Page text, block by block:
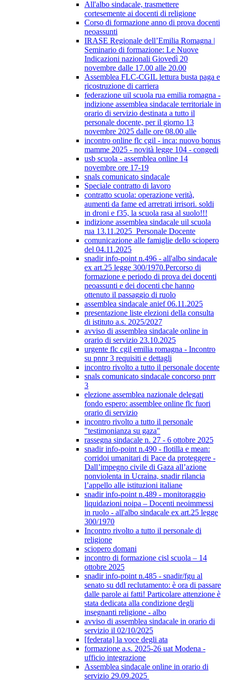
All'albo sindacale, trasmettere
cortesemente ai docenti di religione
Corso di formazione anno di prova docenti
neoassunti
IRASE Regionale dell’Emilia Romagna |
Seminario di formazione: Le Nuove
Indicazioni nazionali Giovedì 20
novembre dalle 17.00 alle 20.00
Assemblea FLC-CGIL lettura busta paga e
ricostruzione di carriera
federazione uil scuola rua emilia romagna -
indizione assemblea sindacale territoriale in
orario di servizio destinata a tutto il
personale docente, per il giorno 13
novembre 2025 dalle ore 08.00 alle
incontro online flc cgil - inca: nuovo bonus
mamme 2025 - novità legge 104 - congedi
usb scuola - assemblea online 14
novembre ore 17-19
snals comunicato sindacale
Speciale contratto di lavoro
contratto scuola: operazione verità,
aumenti da fame ed arretrati irrisori. soldi
in droni e f35, la scuola rasa al suolo!!!
indizione assemblea sindacale uil scuola
rua 13.11.2025_Personale Docente
comunicazione alle famiglie dello sciopero
del 04.11.2025
snadir info-point n.496 - all'albo sindacale
ex art.25 legge 300/1970.Percorso di
formazione e periodo di prova dei docenti
neoassunti e dei docenti che hanno
ottenuto il passaggio di ruolo
assemblea sindacale anief 06.11.2025
presentazione liste elezioni della consulta
di istituto a.s. 2025/2027
avviso di assemblea sindacale online in
orario di servizio 23.10.2025
urgente flc cgil emilia romagna - Incontro
su pnnr 3 requisiti e dettagli
incontro rivolto a tutto il personale docente
snals comunicato sindacale concorso pnrr
3
elezione assemblea nazionale delegati
fondo espero: assemblee online flc fuori
orario di servizio
incontro rivolto a tutto il personale
"testimonianza su gaza"
rassegna sindacale n. 27 - 6 ottobre 2025
snadir info-point n.490 - flotilla e mean:
corridoi umanitari di Pace da proteggere -
Dall’impegno civile di Gaza all’azione
nonviolenta in Ucraina, snadir rilancia
l’appello alle istituzioni italiane
snadir info-point n.489 - monitoraggio
liquidazioni noipa – Docenti neoimmessi
in ruolo - all'albo sindacale ex art.25 legge
300/1970
Incontro rivolto a tutto il personale di
religione
sciopero domani
incontro di formazione cisl scuola – 14
ottobre 2025
snadir info-point n.485 - snadir/fgu al
senato su ddl reclutamento: è ora di passare
dalle parole ai fatti! Particolare attenzione è
stata dedicata alla condizione degli
insegnanti religione - albo
avviso di assemblea sindacale in orario di
servizio il 02/10/2025
[federata] la voce degli ata
formazione a.s. 2025-26 uat Modena -
ufficio integrazione
Assemblea sindacale online in orario di
servizio 29.09.2025